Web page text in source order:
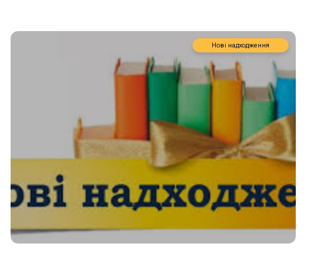
Нові надходження